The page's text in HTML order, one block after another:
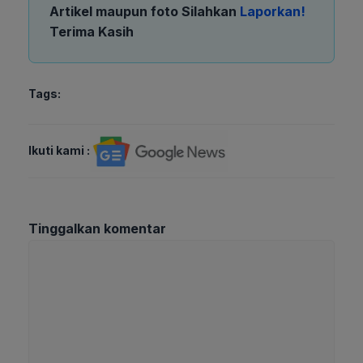
Artikel maupun foto Silahkan Laporkan!
Terima Kasih
Tags:
Ikuti kami :
Tinggalkan komentar